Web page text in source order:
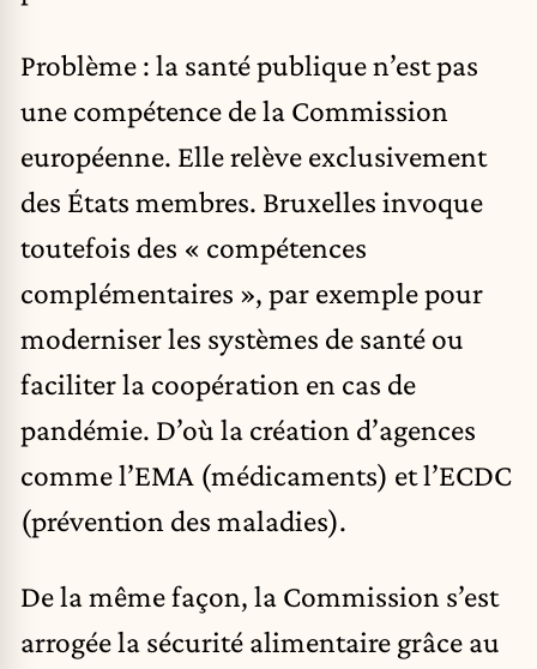
Problème : la santé publique n’est pas
une compétence de la Commission
européenne. Elle relève exclusivement
des États membres. Bruxelles invoque
toutefois des « compétences
complémentaires », par exemple pour
moderniser les systèmes de santé ou
faciliter la coopération en cas de
pandémie. D’où la création d’agences
comme l’EMA (médicaments) et l’ECDC
(prévention des maladies).
De la même façon, la Commission s’est
arrogée la sécurité alimentaire grâce au